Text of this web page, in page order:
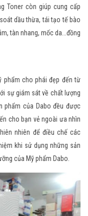
Toner còn giúp cung cấp
dầu thừa, tái tạo tế bào
tàn nhang, mốc da...đồng
phẩm cho phái đẹp đến từ
sự giám sát về chất lượng
phẩm của Dabo đều được
cho bạn vẻ ngoài ưa nhìn
nhiên để điều chế các
khi sử dụng những sản
của Mỹ phẩm Dabo.